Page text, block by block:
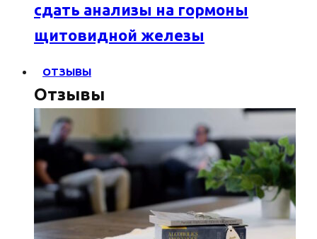
сдать анализы на гормоны
щитовидной железы
ОТЗЫВЫ
Отзывы